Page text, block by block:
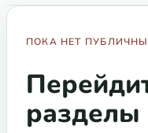
ПОКА НЕТ
разделы